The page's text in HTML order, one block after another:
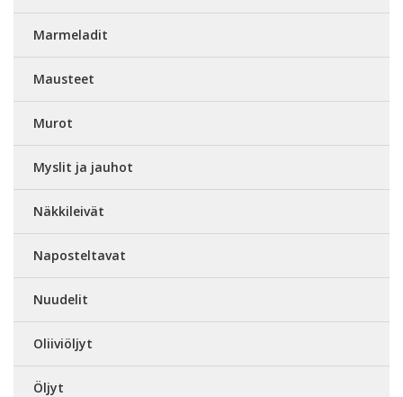
Marmeladit
Mausteet
Murot
Myslit ja jauhot
Näkkileivät
Naposteltavat
Nuudelit
Oliiviöljyt
Öljyt